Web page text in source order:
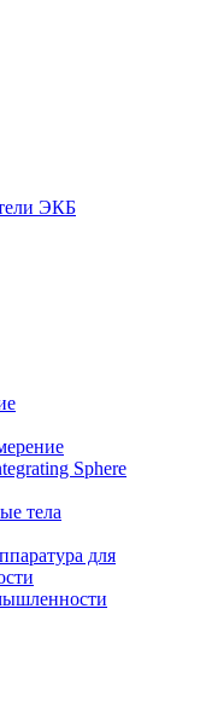
ЭКБ
Sphere
тела
для